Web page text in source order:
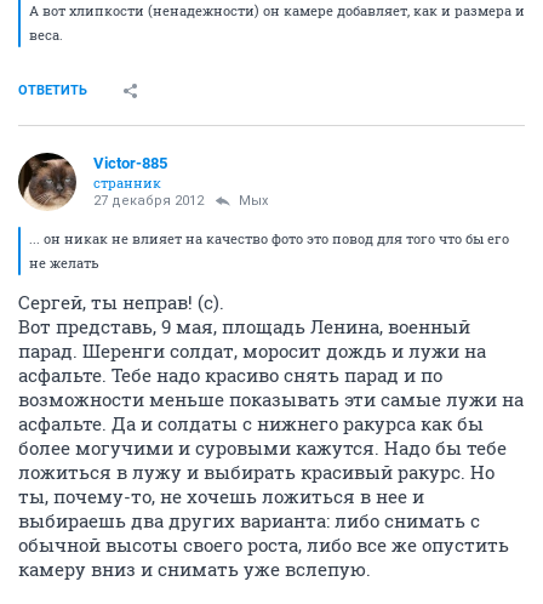
А вот хлипкости (ненадежности) он камере добавляет, как и размера и
веса.
ОТВЕТИТЬ
Victor-885
странник
27 декабря 2012 Мых
... он никак не влияет на качество фото это повод для того что бы его
не желать
Сергей, ты неправ! (с).
Вот представь, 9 мая, площадь Ленина, военный
парад. Шеренги солдат, моросит дождь и лужи на
асфальте. Тебе надо красиво снять парад и по
возможности меньше показывать эти самые лужи на
асфальте. Да и солдаты с нижнего ракурса как бы
более могучими и суровыми кажутся. Надо бы тебе
ложиться в лужу и выбирать красивый ракурс. Но
ты, почему-то, не хочешь ложиться в нее и
выбираешь два других варианта: либо снимать с
обычной высоты своего роста, либо все же опустить
камеру вниз и снимать уже вслепую.